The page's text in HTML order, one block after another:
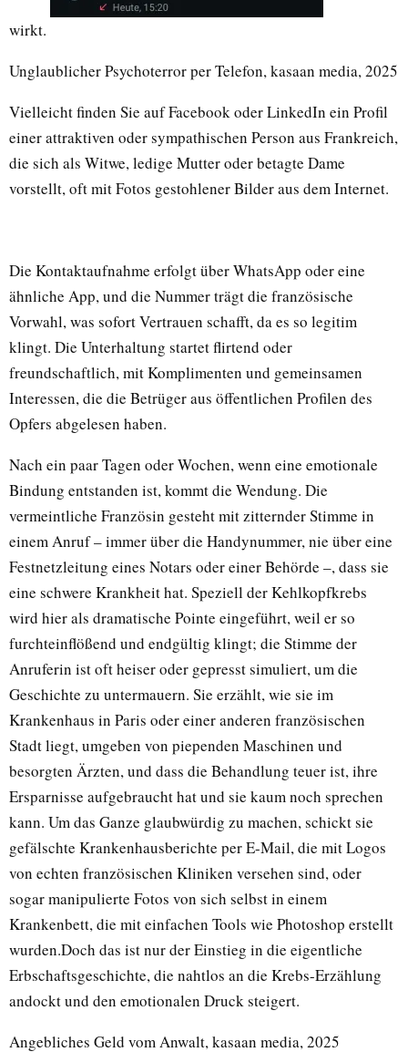
wirkt.
Unglaublicher Psychoterror per Telefon, kasaan media, 2025
Vielleicht finden Sie auf Facebook oder LinkedIn ein Profil
einer attraktiven oder sympathischen Person aus Frankreich,
die sich als Witwe, ledige Mutter oder betagte Dame
vorstellt, oft mit Fotos gestohlener Bilder aus dem Internet.
Die Kontaktaufnahme erfolgt über WhatsApp oder eine
ähnliche App, und die Nummer trägt die französische
Vorwahl, was sofort Vertrauen schafft, da es so legitim
klingt. Die Unterhaltung startet flirtend oder
freundschaftlich, mit Komplimenten und gemeinsamen
Interessen, die die Betrüger aus öffentlichen Profilen des
Opfers abgelesen haben.
Nach ein paar Tagen oder Wochen, wenn eine emotionale
Bindung entstanden ist, kommt die Wendung. Die
vermeintliche Französin gesteht mit zitternder Stimme in
einem Anruf – immer über die Handynummer, nie über eine
Festnetzleitung eines Notars oder einer Behörde –, dass sie
eine schwere Krankheit hat. Speziell der Kehlkopfkrebs
wird hier als dramatische Pointe eingeführt, weil er so
furchteinflößend und endgültig klingt; die Stimme der
Anruferin ist oft heiser oder gepresst simuliert, um die
Geschichte zu untermauern. Sie erzählt, wie sie im
Krankenhaus in Paris oder einer anderen französischen
Stadt liegt, umgeben von piependen Maschinen und
besorgten Ärzten, und dass die Behandlung teuer ist, ihre
Ersparnisse aufgebraucht hat und sie kaum noch sprechen
kann. Um das Ganze glaubwürdig zu machen, schickt sie
gefälschte Krankenhausberichte per E-Mail, die mit Logos
von echten französischen Kliniken versehen sind, oder
sogar manipulierte Fotos von sich selbst in einem
Krankenbett, die mit einfachen Tools wie Photoshop erstellt
wurden.Doch das ist nur der Einstieg in die eigentliche
Erbschaftsgeschichte, die nahtlos an die Krebs-Erzählung
andockt und den emotionalen Druck steigert.
Angebliches Geld vom Anwalt, kasaan media, 2025